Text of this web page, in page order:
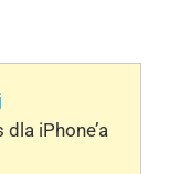
iPhone’a